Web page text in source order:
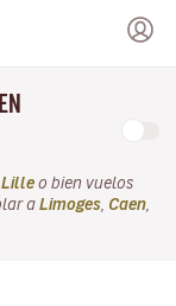
Lille o bien vuelos
a Limoges Caen